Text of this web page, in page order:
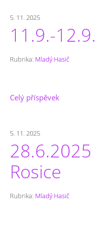
5. 11. 2025
11.9.-
Rubrika: Mladý Hasič
Celý příspěvek
5. 11. 2025
28.6.2025
Rosice
Rubrika: Mladý Hasič